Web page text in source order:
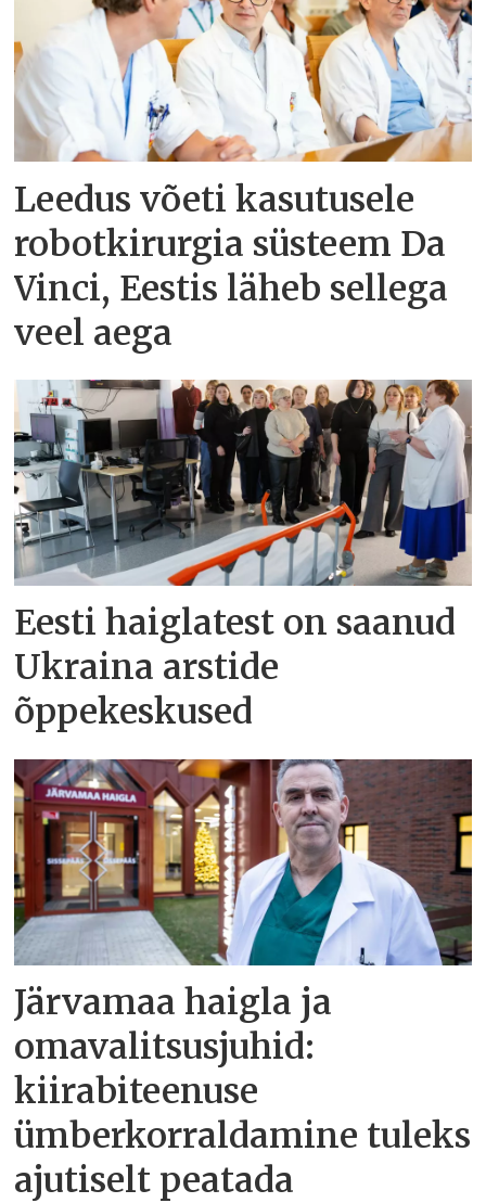
Leedus võeti kasutusele
robotkirurgia süsteem Da
Vinci, Eestis läheb sellega
veel aega
Eesti haiglatest on saanud
Ukraina arstide
õppekeskused
Järvamaa haigla ja
omavalitsusjuhid:
kiirabiteenuse
ümberkorraldamine tuleks
ajutiselt peatada